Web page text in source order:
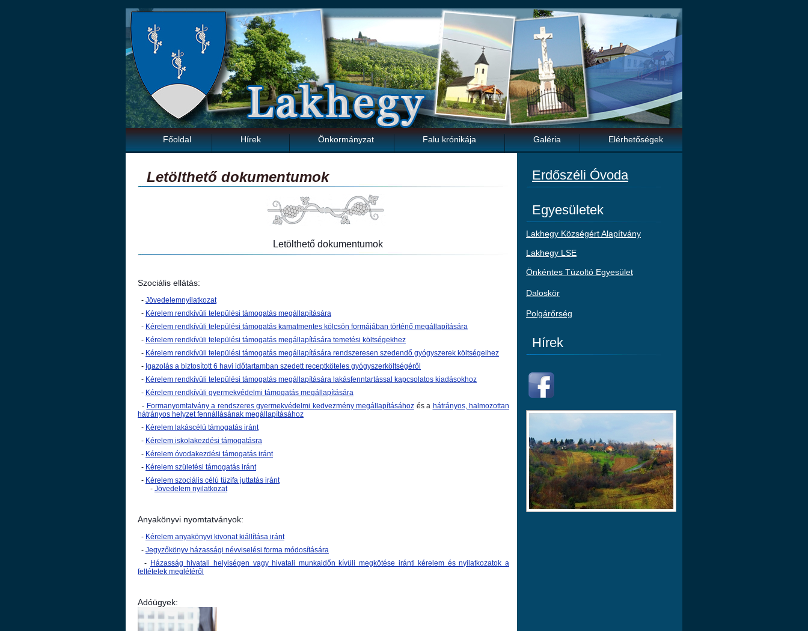
Főoldal Hírek Önkormányzat Falu krónikája Galéria Elérhetőségek
Letölthető dokumentumok
Letölthető dokumentumok
Szociális ellátás:
- Jövedelemnyilatkozat
- Kérelem rendkívüli települési támogatás megállapítására
- Kérelem rendkívüli települési támogatás kamatmentes kölcsön formájában történő megállapítására
- Kérelem rendkívüli települési támogatás megállapítására temetési költségekhez
- Kérelem rendkívüli települési támogatás megállapítására rendszeresen szedendő gyógyszerek költségeihez
- Igazolás a biztosított 6 havi időtartamban szedett receptköteles gyógyszerköltségéről
- Kérelem rendkívüli települési támogatás megállapítására lakásfenntartással kapcsolatos kiadásokhoz
- Kérelem rendkívüli gyermekvédelmi támogatás megállapítására
- Formanyomtatvány a rendszeres gyermekvédelmi kedvezmény megállapításához és a hátrányos, halmozottan
hátrányos helyzet fennállásának megállapításához
- Kérelem lakáscélú támogatás iránt
- Kérelem iskolakezdési támogatásra
- Kérelem óvodakezdési támogatás iránt
- Kérelem születési támogatás iránt
- Kérelem szociális célú tüzifa juttatás iránt
- Jövedelem nyilatkozat
Anyakönyvi nyomtatványok:
- Kérelem anyakönyvi kivonat kiállítása iránt
- Jegyzőkönyv házassági névviselési forma módosítására
- Házasság hivatali helyiségen vagy hivatali munkaidőn kívüli megkötése iránti kérelem és nyilatkozatok a
feltételek meglétéről
Adóügyek:
Erdőszéli Óvoda
Egyesületek
Lakhegy Községért Alapítvány
Lakhegy LSE
Önkéntes Tüzoltó Egyesület
Daloskör
Polgárőrség
Hírek